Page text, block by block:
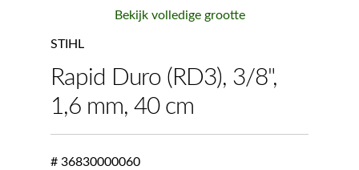
Bekijk volledige grootte
STIHL
Rapid Duro (RD3), 3/8",
1,6 mm, 40 cm
# 36830000060